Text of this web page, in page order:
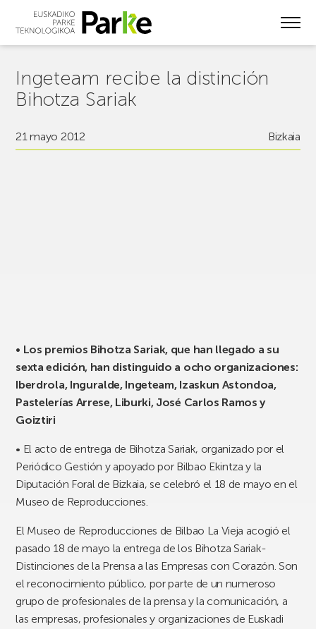
Ingeteam recibe la distinción
Bihotza Sariak
21 mayo 2012 Bizkaia
• Los premios Bihotza Sariak, que han llegado a su
sexta edición, han distinguido a ocho organizaciones:
Iberdrola, Inguralde, Ingeteam, Izaskun Astondoa,
Pastelerías Arrese, Liburki, José Carlos Ramos y
Goiztiri
• El acto de entrega de Bihotza Sariak, organizado por el
Periódico Gestión y apoyado por Bilbao Ekintza y la
Diputación Foral de Bizkaia, se celebró el 18 de mayo en el
Museo de Reproducciones.
El Museo de Reproducciones de Bilbao La Vieja acogió el
pasado 18 de mayo la entrega de los Bihotza Sariak-
Distinciones de la Prensa a las Empresas con Corazón. Son
el reconocimiento público, por parte de un numeroso
grupo de profesionales de la prensa y la comunicación, a
las empresas, profesionales y organizaciones de Euskadi